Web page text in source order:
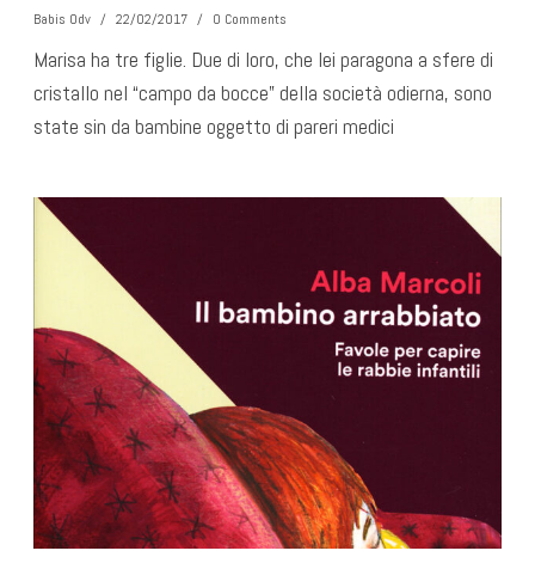
Babis Odv / 22/02/2017 / 0 Comments
Marisa ha tre figlie. Due di loro, che lei paragona a sfere di
cristallo nel “campo da bocce” della società odierna, sono
state sin da bambine oggetto di pareri medici